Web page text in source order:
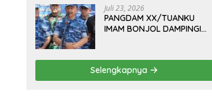
GUSMAN, S.E., M.B.A., DI
MAKODAM
Juli 23, 2026
PANGDAM XX/TUANKU
IMAM BONJOL DAMPINGI
SUTAN SJAHRIR
Selengkapnya